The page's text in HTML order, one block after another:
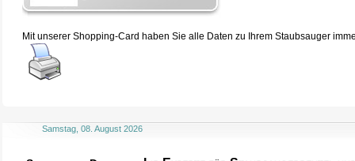
Mit unserer Shopping-Card haben Sie alle Daten zu Ihrem Staubsauger
Samstag, 08. August 2026